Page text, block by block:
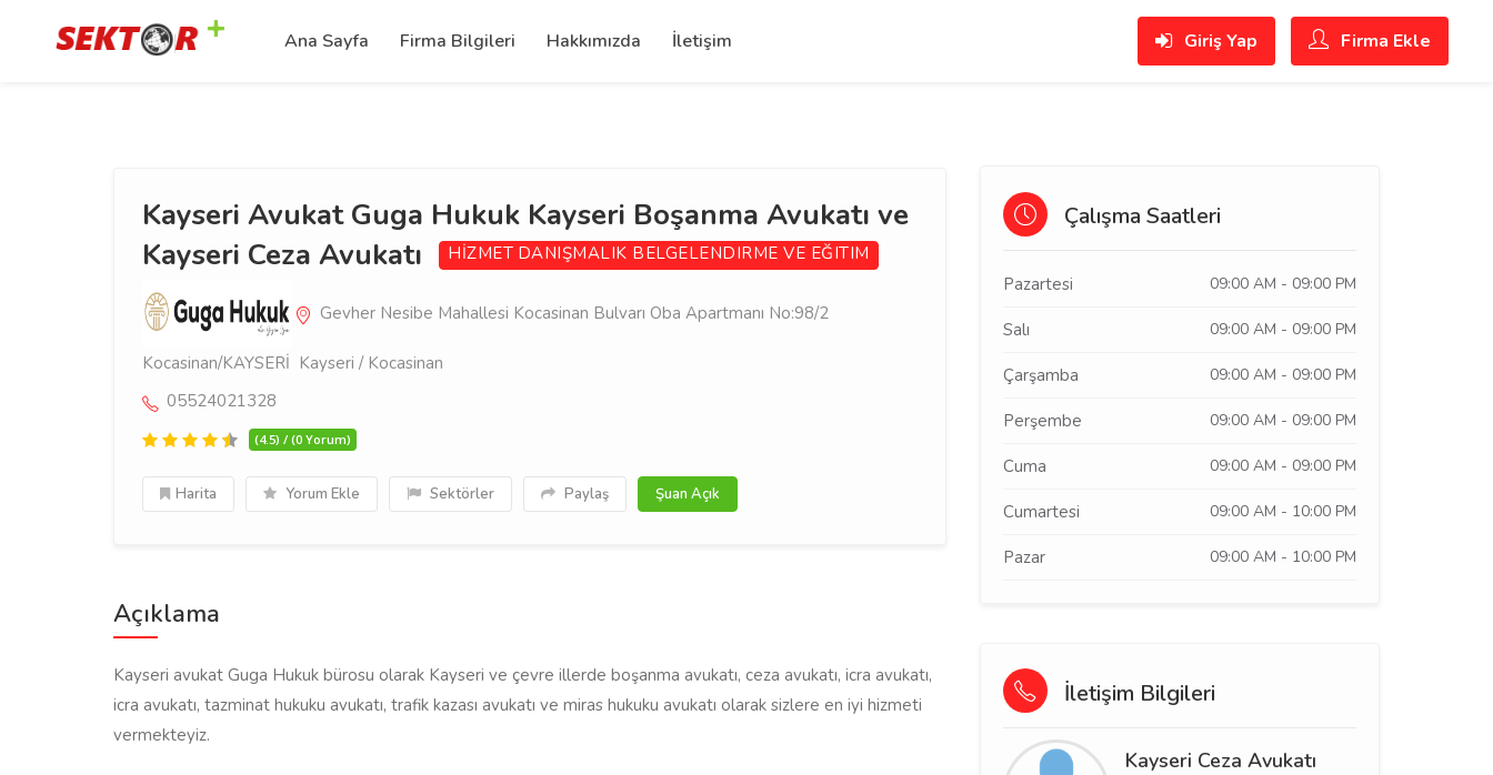
Ana Sayfa Firma Bilgileri Hakkımızda İletişim Giriş Yap Firma Ekle
Kayseri Avukat Guga Hukuk Kayseri Boşanma Avukatı ve
Kayseri Ceza Avukatı
HİZMET DANIŞMALIK BELGELENDIRME VE EĞITIM
Gevher Nesibe Mahallesi Kocasinan Bulvarı Oba Apartmanı No:98/2
Kocasinan/KAYSERİ Kayseri / Kocasinan
05524021328
(4.5) / (0 Yorum)
Harita Yorum Ekle Sektörler Paylaş Şuan Açık
Açıklama
Kayseri avukat Guga Hukuk bürosu olarak Kayseri ve çevre illerde boşanma avukatı, ceza avukatı, icra avukatı,
icra avukatı, tazminat hukuku avukatı, trafik kazası avukatı ve miras hukuku avukatı olarak sizlere en iyi hizmeti
vermekteyiz.
Çalışma Saatleri
Pazartesi 09:00 AM - 09:00 PM
Salı 09:00 AM - 09:00 PM
Çarşamba 09:00 AM - 09:00 PM
Perşembe 09:00 AM - 09:00 PM
Cuma 09:00 AM - 09:00 PM
Cumartesi 09:00 AM - 10:00 PM
Pazar 09:00 AM - 10:00 PM
İletişim Bilgileri
Kayseri Ceza Avukatı